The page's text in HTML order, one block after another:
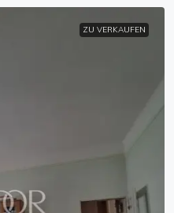
ZU VERKAUFEN